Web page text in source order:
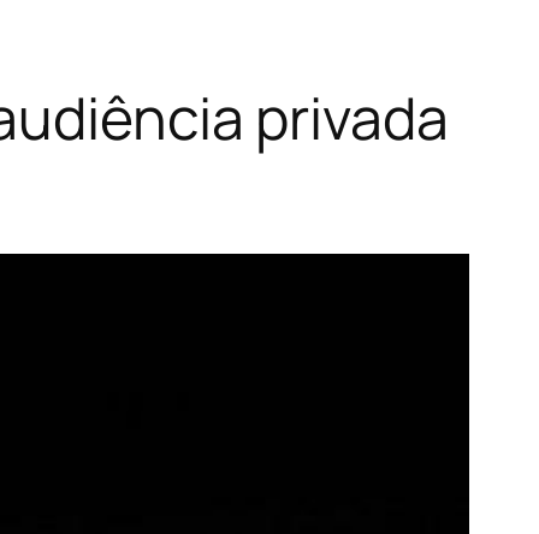
privada